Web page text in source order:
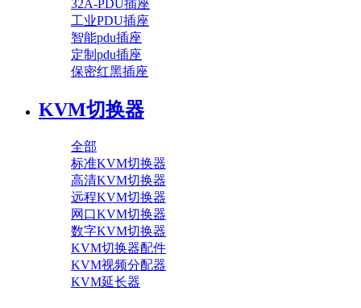
32A-PDU插座
工业PDU插座
智能pdu插座
定制pdu插座
保密红黑插座
KVM切换器
全部
标准KVM切换器
高清KVM切换器
远程KVM切换器
网口KVM切换器
数字KVM切换器
KVM切换器配件
KVM视频分配器
KVM延长器